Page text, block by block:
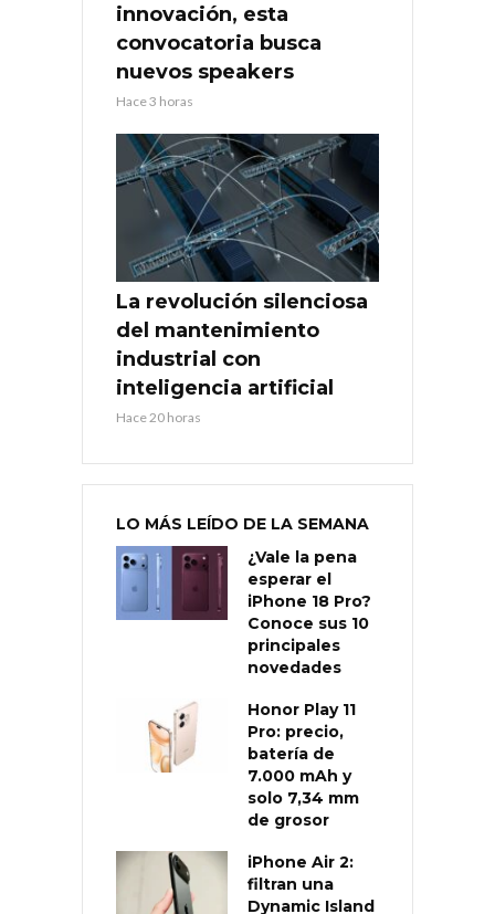
innovación, esta
convocatoria busca
nuevos speakers
Hace 3 horas
La revolución silenciosa
del mantenimiento
industrial con
inteligencia artificial
Hace 20 horas
LO MÁS LEÍDO DE LA SEMANA
¿Vale la pena
esperar el
iPhone 18 Pro?
Conoce sus 10
principales
novedades
Honor Play 11
Pro: precio,
batería de
7.000 mAh y
solo 7,34 mm
de grosor
iPhone Air 2:
filtran una
Dynamic Island